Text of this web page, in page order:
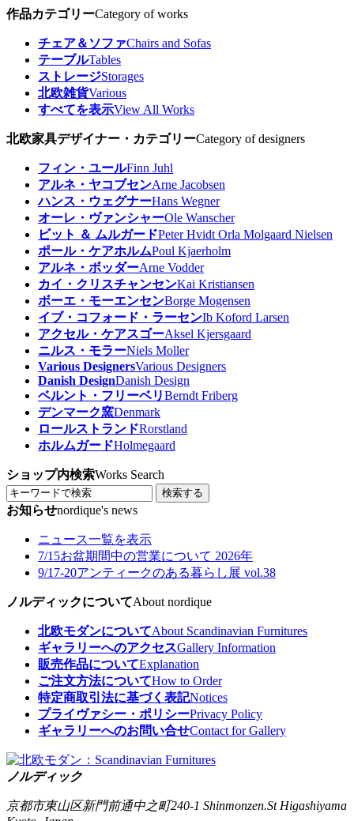
作品カテゴリーCategory of works
チェア＆ソファChairs and Sofas
テーブルTables
ストレージStorages
北欧雑貨Various
すべてを表示View All Works
北欧家具デザイナー・カテゴリーCategory of designers
フィン・ユールFinn Juhl
アルネ・ヤコブセンArne Jacobsen
ハンス・ウェグナーHans Wegner
オーレ・ヴァンシャーOle Wanscher
ビット ＆ ムルガードPeter Hvidt Orla Molgaard Nielsen
ポール・ケアホルムPoul Kjaerholm
アルネ・ボッダーArne Vodder
カイ・クリスチャンセンKai Kristiansen
ボーエ・モーエンセンBorge Mogensen
イブ・コフォード・ラーセンIb Koford Larsen
アクセル・ケアスゴーAksel Kjersgaard
ニルス・モラーNiels Moller
Various DesignersVarious Designers
Danish DesignDanish Design
ベルント・フリーベリBerndt Friberg
デンマーク窯Denmark
ロールストランドRorstland
ホルムガードHolmegaard
ショップ内検索Works Search
検索する
お知らせnordique's news
ニュース一覧を表示
7/15お盆期間中の営業について 2026年
9/17-20アンティークのある暮らし展 vol.38
ノルディックについてAbout nordique
北欧モダンについてAbout Scandinavian Furnitures
ギャラリーへのアクセスGallery Information
販売作品についてExplanation
ご注文方法についてHow to Order
特定商取引法に基づく表記Notices
プライヴァシー・ポリシーPrivacy Policy
ギャラリーへのお問い合せContact for Gallery
ノルディック
京都市東山区新門前通中之町240-1 Shinmonzen.St Higashiyama